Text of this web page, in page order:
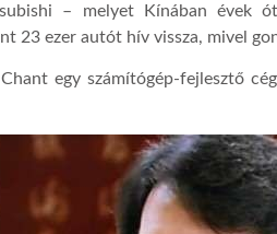
– melyet Kínában évek
23 ezer autót hív vissza, mivel
egy számítógép-fejlesztő